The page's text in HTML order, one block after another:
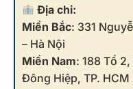
Địa chỉ:
Miền Bắc: 331
– Hà Nội
Miền Nam: 188 Tổ
Đông Hiệp, TP. HCM